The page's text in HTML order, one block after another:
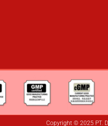
Copyright © 2025 PT.